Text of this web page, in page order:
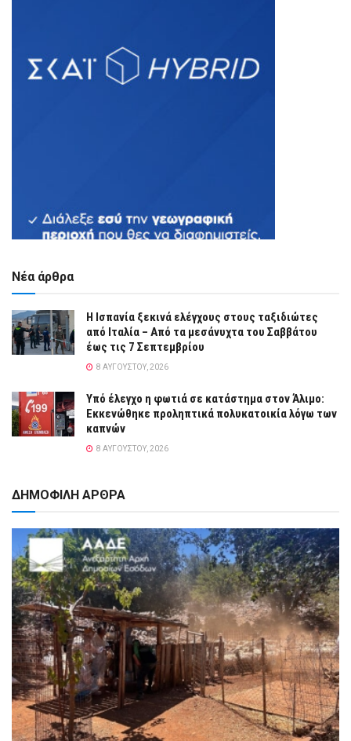
Νέα άρθρα
Η Ισπανία ξεκινά ελέγχους στους ταξιδιώτες
από Ιταλία – Από τα μεσάνυχτα του Σαββάτου
έως τις 7 Σεπτεμβρίου
8 ΑΥΓΟΎΣΤΟΥ, 2026
Yπό έλεγχο η φωτιά σε κατάστημα στον Άλιμο:
Εκκενώθηκε προληπτικά πολυκατοικία λόγω των
καπνών
8 ΑΥΓΟΎΣΤΟΥ, 2026
ΔΗΜΟΦΙΛΗ ΑΡΘΡΑ